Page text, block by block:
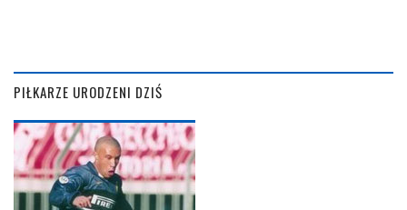
PIŁKARZE URODZENI DZIŚ